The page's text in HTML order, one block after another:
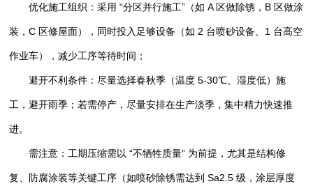
优化施工组织：采用 “分区并行施工”（如 A 区做除锈，B 区做涂
装，C 区修屋面），同时投入足够设备（如 2 台喷砂设备、1 台高空
作业车），减少工序等待时间；
避开不利条件：尽量选择春秋季（温度 5-30℃、湿度低）施
工，避开雨季；若需停产，尽量安排在生产淡季，集中精力快速推
进。
需注意：工期压缩需以 “不牺牲质量” 为前提，尤其是结构修
复、防腐涂装等关键工序（如喷砂除锈需达到 Sa2.5 级，涂层厚度